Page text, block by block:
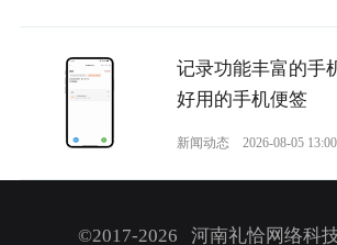
记录功能丰富的手
好用的手机便签
新闻动态 2026-08-05
©2017-2026 河南礼恰网络科